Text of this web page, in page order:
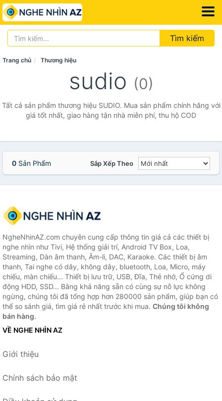
Tìm kiếm
Trang chủ Thương hiệu
sudio (0)
Tất cả sản phẩm thương hiệu SUDIO. Mua sản phẩm chính hãng với
giá tốt nhất, giao hàng tận nhà miễn phí, thu hộ COD
0 Sản Phẩm Sắp Xếp Theo
NgheNhinAZ.com chuyên cung cấp thông tin giá cả các thiết bị
nghe nhìn như Tivi, Hệ thống giải trí, Android TV Box, Loa,
Streaming, Dàn âm thanh, Âm-li, DAC, Karaoke. Các thiết bị âm
thanh, Tai nghe có dây, không dây, bluetooth, Loa, Micro, máy
chiếu, màn chiếu... Thiết bị lưu trữ, USB, Đĩa, Thẻ nhớ, Ổ cứng di
động HDD, SSD... Bằng khả năng sẵn có cùng sự nỗ lực không
ngừng, chúng tôi đã tổng hợp hơn 280000 sản phẩm, giúp bạn có
thể so sánh giá, tìm giá rẻ nhất trước khi mua. Chúng tôi không
bán hàng.
VỀ NGHE NHÌN AZ
Giới thiệu
Chính sách bảo mật